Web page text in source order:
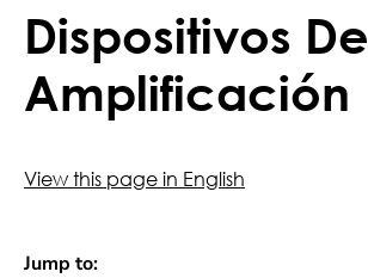
Dispositivos De
Amplificación
View this page in English
Jump to: